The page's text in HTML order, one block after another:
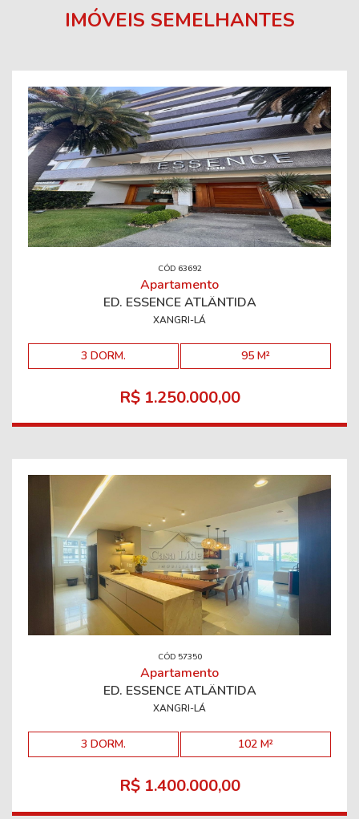
IMÓVEIS SEMELHANTES
CÓD 63692
Apartamento
ED. ESSENCE ATLÂNTIDA
XANGRI-LÁ
3 DORM. 95 M²
R$ 1.250.000,00
CÓD 57350
Apartamento
ED. ESSENCE ATLÂNTIDA
XANGRI-LÁ
3 DORM. 102 M²
R$ 1.400.000,00